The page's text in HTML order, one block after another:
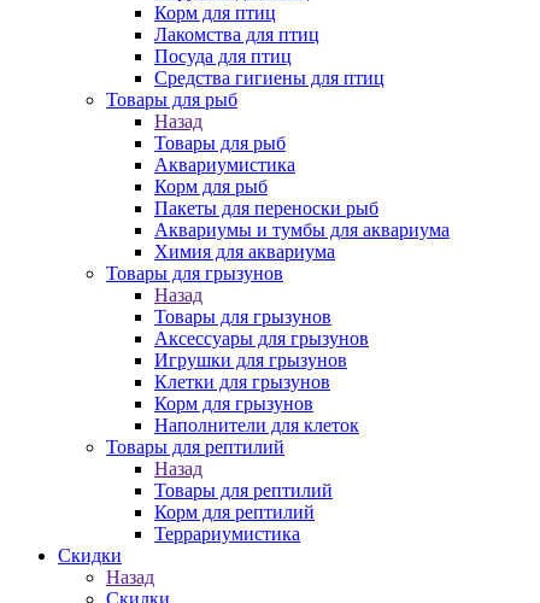
Корм для птиц
Лакомства для птиц
Посуда для птиц
Средства гигиены для птиц
Товары для рыб
Назад
Товары для рыб
Аквариумистика
Корм для рыб
Пакеты для переноски рыб
Аквариумы и тумбы для аквариума
Химия для аквариума
Товары для грызунов
Назад
Товары для грызунов
Аксессуары для грызунов
Игрушки для грызунов
Клетки для грызунов
Корм для грызунов
Наполнители для клеток
Товары для рептилий
Назад
Товары для рептилий
Корм для рептилий
Террариумистика
Скидки
Назад
Скидки